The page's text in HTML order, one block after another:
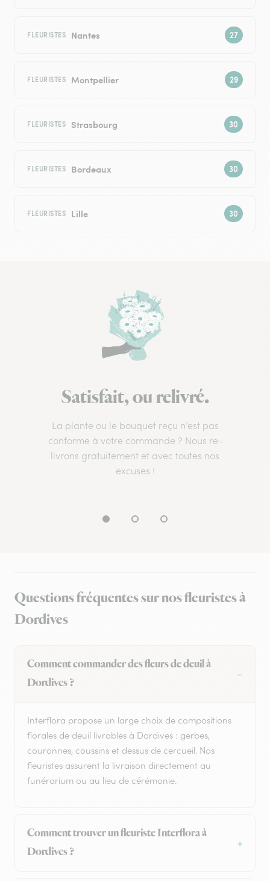
FLEURISTES Nantes
FLEURISTES Montpellier
FLEURISTES Strasbourg
FLEURISTES Bordeaux
FLEURISTES Lille
Satisfait, ou relivré.
La plante ou le bouquet reçu n’est pas
conforme à votre commande ? Nous re-
livrons gratuitement et avec toutes nos
excuses !
Questions fréquentes sur nos fleuristes à
Dordives
Comment commander des fleurs de deuil à
Dordives ?
Interflora propose un large choix de compositions
florales de deuil livrables à Dordives : gerbes,
couronnes, coussins et dessus de cercueil. Nos
fleuristes assurent la livraison directement au
funérarium ou au lieu de cérémonie.
Comment trouver un fleuriste Interflora à
Dordives ?